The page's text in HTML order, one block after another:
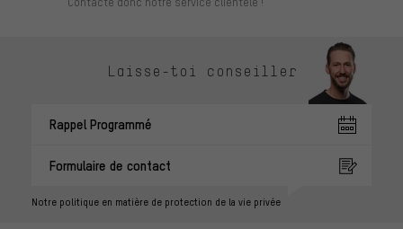
Laisse-toi conseiller
Rappel Programmé
Formulaire de contact
Notre politique en matière de protection de la vie privée